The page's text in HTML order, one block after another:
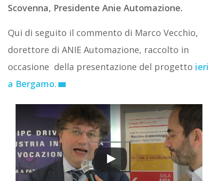
Scovenna, Presidente Anie Automazione.
Qui di seguito il commento di Marco Vecchio,
dorettore di ANIE Automazione, raccolto in
occasione della presentazione del progetto ieri
a Bergamo.